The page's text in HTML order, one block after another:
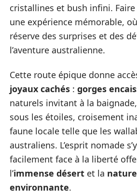
cristallines et bush infini. Faire
une expérience mémorable,
réserve des surprises et des
l’aventure australienne.
Cette route épique donne
joyaux cachés : gorges
naturels invitant à la
sous les étoiles, croisement
faune locale telle que les
australiens. L’esprit nomade
facilement face à la liberté
l’immense désert et la
environnante.